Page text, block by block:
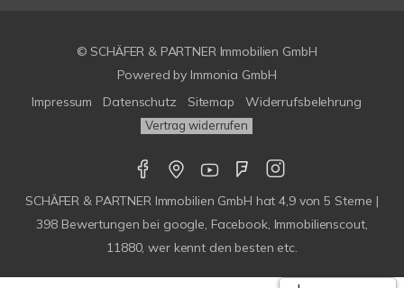
© SCHÄFER & PARTNER Immobilien GmbH
Powered by Immonia GmbH
Impressum
Datenschutz Sitemap Widerrufsbelehrung
Vertrag widerrufen
SCHÄFER & PARTNER Immobilien GmbH hat4,9von5 Sterne |
398 Bewertungen bei google, Facebook, Immobilienscout,
11880, wer kennt den besten etc.